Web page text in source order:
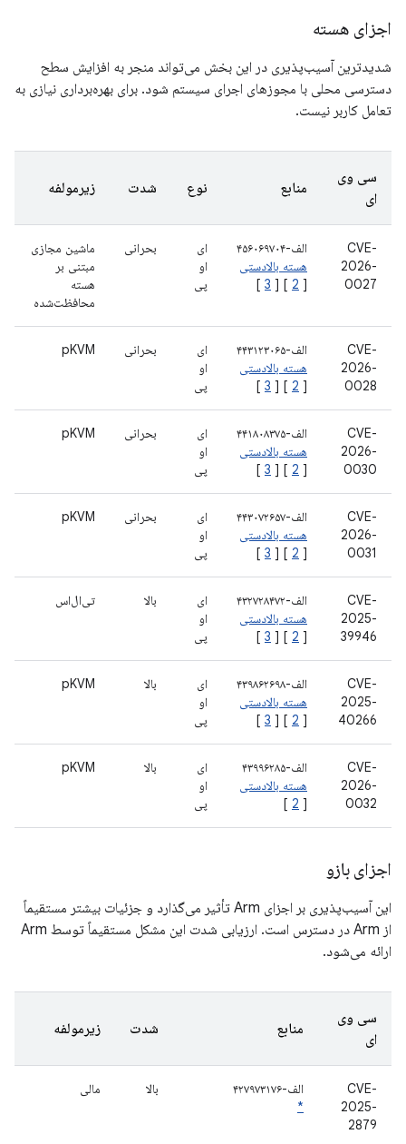
اجزای هسته
شدیدترین آسیب‌پذیری در این بخش می‌تواند منجر به افزایش سطح
دسترسی محلی با مجوزهای اجرای سیستم شود. برای بهره‌برداری نیازی به
تعامل کاربر نیست.
سی وی
ای
منابع نوع شدت زیرمولفه
CVE-
2026-
0027
الف-۴۵۶۰۶۹۷۰۴
هسته بالادستی
[
2
] [
3
]
ای
او
پی
بحرانی
ماشین مجازی
مبتنی بر
هسته
محافظت‌شده
CVE-
2026-
0028
الف-۴۴۳۱۲۳۰۶۵
هسته بالادستی
[
2
] [
3
]
ای
او
پی
بحرانی pKVM
CVE-
2026-
0030
الف-۴۴۱۸۰۸۳۷۵
هسته بالادستی
[
2
] [
3
]
ای
او
پی
بحرانی pKVM
CVE-
2026-
0031
الف-۴۴۳۰۷۲۶۵۷
هسته بالادستی
[
2
] [
3
]
ای
او
پی
بحرانی pKVM
CVE-
2025-
39946
الف-۴۳۲۷۲۸۴۷۲
هسته بالادستی
[
2
] [
3
]
ای
او
پی
بالا تی‌ال‌اس
CVE-
2025-
40266
الف-۴۳۹۸۶۲۶۹۸
هسته بالادستی
[
2
] [
3
]
ای
او
پی
بالا pKVM
CVE-
2026-
0032
الف-۴۳۹۹۶۲۸۵
هسته بالادستی
[
2
]
ای
او
پی
بالا pKVM
اجزای بازو
این آسیب‌پذیری بر اجزای Arm تأثیر می‌گذارد و جزئیات بیشتر مستقیماً
از Arm در دسترس است. ارزیابی شدت این مشکل مستقیماً توسط Arm
ارائه می‌شود.
سی وی
ای
منابع شدت زیرمولفه
CVE-
2025-
2879
الف-۴۲۷۹۷۳۱۷۶
*
بالا مالی